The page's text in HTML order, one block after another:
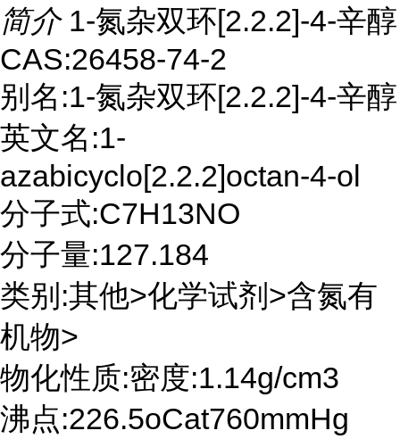
简介 1-氮杂双环[2.2.2]-4-辛醇
CAS:26458-74-2
别名:1-氮杂双环[2.2.2]-4-辛醇
英文名:1-
azabicyclo[2.2.2]octan-4-ol
分子式:C7H13NO
分子量:127.184
类别:其他>化学试剂>含氮有
机物>
物化性质:密度:1.14g/cm3
沸点:226.5oCat760mmHg